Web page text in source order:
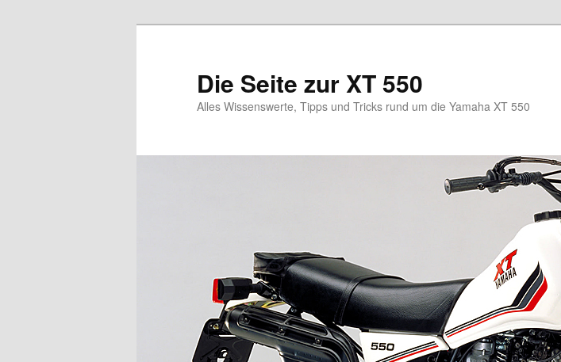
Die Seite zur XT 550
Alles Wissenswerte, Tipps und Tricks rund um die Yamaha XT 550